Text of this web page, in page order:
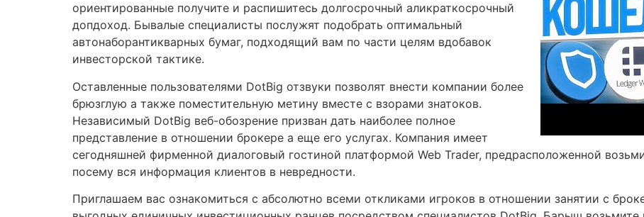
ориентированные получите и распишитесь долгосрочный аликраткосрочный
допдоход. Бывалые специалисты послужят подобрать оптимальный
автонаборантикварных бумаг, подходящий вам по части целям вдобавок
инвесторской тактике.
Оставленные пользователями DotBig отзвуки позволят внести компании более
брюзглую а также поместительную метину вместе с взорами знатоков.
Независимый DotBig веб-обозрение призван дать наиболее полное
представление в отношении брокере а еще его услугах. Компания имеет
сегодняшней фирменной диалоговый гостиной платформой Web Trader, предрасположенной
посему вся информация клиентов в невредности.
Приглашаем вас ознакомиться с абсолютно всеми откликами игроков в отношении занятии с